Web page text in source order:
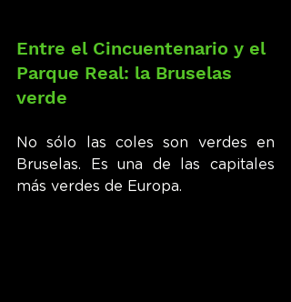
Entre el Cincuentenario y el
Parque Real: la Bruselas
verde
No sólo las coles son verdes en
Bruselas. Es una de las capitales
más verdes de Europa.